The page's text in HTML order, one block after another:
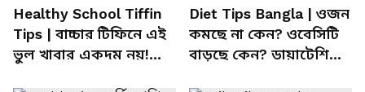
Healthy School Tiffin
Tips | বাচ্চার টিফিনে এই
ভুল খাবার একদম নয়!
Diet Tips Bangla | ওজন
কমছে না কেন? ওবেসিটি
বাড়ছে কেন? ডায়াটেশিয়ান